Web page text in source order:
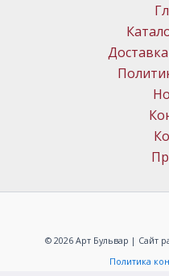
© 2026 Арт Бульвар | Сайт
Политика